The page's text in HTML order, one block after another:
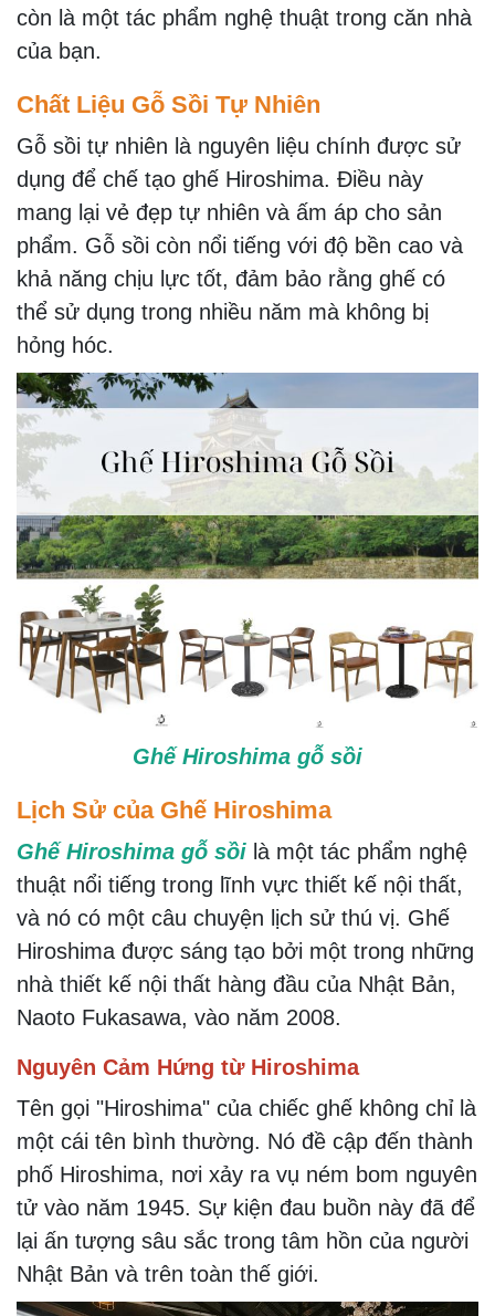
còn là một tác phẩm nghệ thuật trong căn nhà
của bạn.
Chất Liệu Gỗ Sồi Tự Nhiên
Gỗ sồi tự nhiên là nguyên liệu chính được sử
dụng để chế tạo ghế Hiroshima. Điều này
mang lại vẻ đẹp tự nhiên và ấm áp cho sản
phẩm. Gỗ sồi còn nổi tiếng với độ bền cao và
khả năng chịu lực tốt, đảm bảo rằng ghế có
thể sử dụng trong nhiều năm mà không bị
hỏng hóc.
Ghế Hiroshima gỗ sồi
Lịch Sử của Ghế Hiroshima
Ghế Hiroshima gỗ sồi là một tác phẩm nghệ
thuật nổi tiếng trong lĩnh vực thiết kế nội thất,
và nó có một câu chuyện lịch sử thú vị. Ghế
Hiroshima được sáng tạo bởi một trong những
nhà thiết kế nội thất hàng đầu của Nhật Bản,
Naoto Fukasawa, vào năm 2008.
Nguyên Cảm Hứng từ Hiroshima
Tên gọi "Hiroshima" của chiếc ghế không chỉ là
một cái tên bình thường. Nó đề cập đến thành
phố Hiroshima, nơi xảy ra vụ ném bom nguyên
tử vào năm 1945. Sự kiện đau buồn này đã để
lại ấn tượng sâu sắc trong tâm hồn của người
Nhật Bản và trên toàn thế giới.